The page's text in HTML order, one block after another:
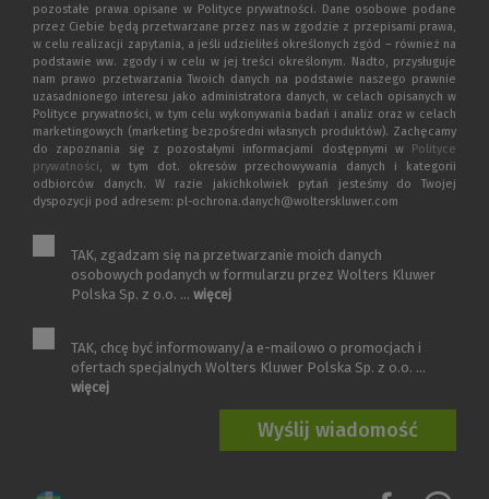
pozostałe prawa opisane w Polityce prywatności. Dane osobowe podane
przez Ciebie będą przetwarzane przez nas w zgodzie z przepisami prawa,
w celu realizacji zapytania, a jeśli udzieliłeś określonych zgód – również na
podstawie ww. zgody i w celu w jej treści określonym. Nadto, przysługuje
nam prawo przetwarzania Twoich danych na podstawie naszego prawnie
uzasadnionego interesu jako administratora danych, w celach opisanych w
Polityce prywatności, w tym celu wykonywania badań i analiz oraz w celach
marketingowych (marketing bezpośredni własnych produktów). Zachęcamy
do zapoznania się z pozostałymi informacjami dostępnymi w Polityce
prywatności, w tym dot. okresów przechowywania danych i kategorii
odbiorców danych. W razie jakichkolwiek pytań jesteśmy do Twojej
dyspozycji pod adresem: pl-ochrona.danych@wolterskluwer.com
TAK, zgadzam się na przetwarzanie moich danych
osobowych podanych w formularzu przez Wolters Kluwer
Polska Sp. z o.o. ... więcej
TAK, chcę być informowany/a e-mailowo o promocjach i
ofertach specjalnych Wolters Kluwer Polska Sp. z o.o. ...
więcej